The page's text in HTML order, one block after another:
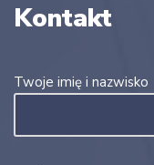
Kontakt
Twoje imię i nazwisko